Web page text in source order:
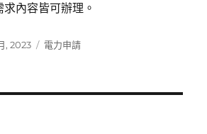
內容皆可辦理。
, 2023
分
電力申請